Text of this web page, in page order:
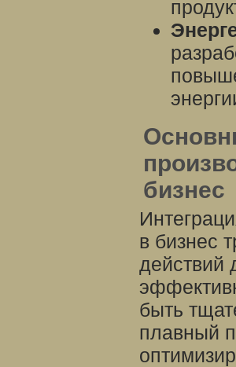
бизнес
в бизнес
действий
быть
плавный